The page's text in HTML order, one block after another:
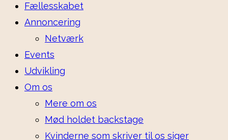
Fællesskabet
Annoncering
Netværk
Events
Udvikling
Om os
Mere om os
Mød holdet backstage
Kvinderne som skriver til os siger